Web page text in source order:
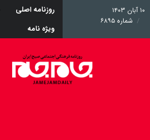
۱۰ آبان ۱۴۰۳
شماره ۶۸۹۵
روزنامه اصلی
ویژه نامه